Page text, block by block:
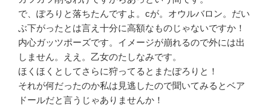
で、ぽろりと落ちたんですよ。cが。オウルバロン。だい
ぶ下がったとは言え十分に高額なものじゃないですか！
内心ガッツポーズです。イメージが崩れるので外には出
しません。ええ。乙女のたしなみです。
ほくほくとしてさらに狩ってるとまたぽろりと！
それが何だったのか私は見逃したので聞いてみるとベア
ドールだと言うじゃありませんか！